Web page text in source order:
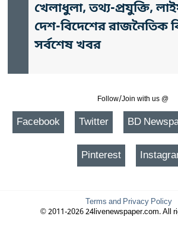
খেলাধুলা, তথ্য-প্রযুক্তি,
দেশ-বিদেশের রাজনৈতিক
সর্বশেষ খবর
Follow/Join with us @
Facebook Twitter BD
Pinterest
Terms and Privacy Policy
© 2011-2026 24livenewspaper.com. All